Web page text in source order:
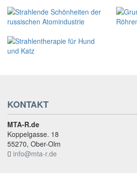
KONTAKT
MTA-R.de
Koppelgasse. 18
55270, Ober-Olm
info@mta-r.de